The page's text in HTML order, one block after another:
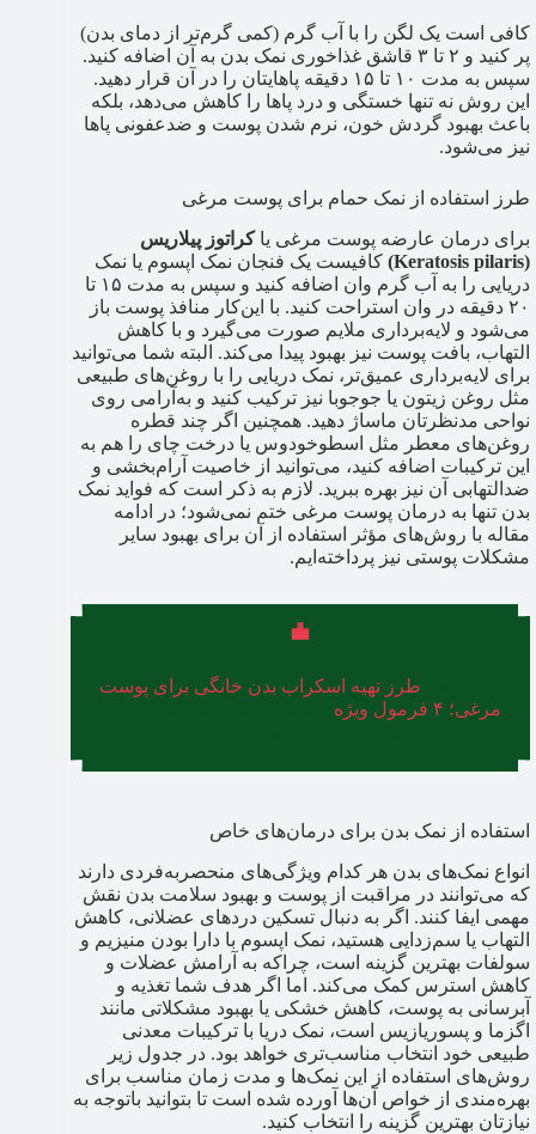
کافی است یک لگن را با آب گرم (کمی گرم‌تر از دمای بدن)
پر کنید و ۲ تا ۳ قاشق غذاخوری نمک بدن به آن اضافه کنید.
سپس به مدت ۱۰ تا ۱۵ دقیقه پاهایتان را در آن قرار دهید.
این روش نه تنها خستگی و درد پاها را کاهش می‌دهد، بلکه
باعث بهبود گردش خون، نرم شدن پوست و ضدعفونی پاها
نیز می‌شود.
طرز استفاده از نمک حمام برای پوست مرغی
برای درمان عارضه پوست مرغی یاکراتوز پیلاریس
(Keratosis pilaris)
کافیست یک فنجان نمک اپسوم یا نمک
دریایی را به آب گرم وان اضافه کنید و سپس به مدت ۱۵ تا
۲۰ دقیقه در وان استراحت کنید. با این‌کار منافذ پوست باز
می‌شود و لایه‌برداری ملایم صورت می‌گیرد و با کاهش
التهاب، بافت پوست نیز بهبود پیدا می‌کند. البته شما می‌توانید
برای لایه‌برداری عمیق‌تر، نمک دریایی را با روغن‌های طبیعی
مثل روغن زیتون یا جوجوبا نیز ترکیب کنید و به‌آرامی روی
نواحی مدنظرتان ماساژ دهید. همچنین اگر چند قطره
روغن‌های معطر مثل اسطوخودوس یا درخت چای را هم به
این ترکیبات اضافه کنید، می‌توانید از خاصیت آرام‌بخشی و
ضدالتهابی آن نیز بهره ببرید. لازم به ذکر است که فواید نمک
بدن تنها به درمان پوست مرغی ختم نمی‌شود؛ در ادامه
مقاله با روش‌های مؤثر استفاده از آن برای بهبود سایر
مشکلات پوستی نیز پرداخته‌ایم.
طرز تهیه اسکراب بدن خانگی برای پوست
مرغی؛ ۴ فرمول ویژه
استفاده از نمک بدن برای درمان‌های خاص
انواع نمک‌های بدن هر کدام ویژگی‌های منحصربه‌فردی دارند
که می‌توانند در مراقبت از پوست و بهبود سلامت بدن نقش
مهمی ایفا کنند. اگر به دنبال تسکین دردهای عضلانی، کاهش
التهاب یا سم‌زدایی هستید، نمک اپسوم با دارا بودن منیزیم و
سولفات بهترین گزینه است، چراکه به آرامش عضلات و
کاهش استرس کمک می‌کند. اما اگر هدف شما تغذیه و
آبرسانی به پوست، کاهش خشکی یا بهبود مشکلاتی مانند
اگزما و پسوریازیس است، نمک دریا با ترکیبات معدنی
طبیعی خود انتخاب مناسب‌تری خواهد بود. در جدول زیر
روش‌های استفاده از این نمک‌ها و مدت زمان مناسب برای
بهره‌مندی از خواص آن‌ها آورده شده است تا بتوانید باتوجه به
نیازتان بهترین گزینه را انتخاب کنید.